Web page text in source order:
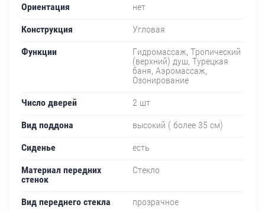
Ориентация
нет
Конструкция
Угловая
Функции
Гидромассаж, Тропический
(верхний) душ, Турецкая
баня, Аэромассаж,
Озонирование
Число дверей
2 шт
Вид поддона
высокий ( более 35 см)
Сиденье
есть
Материал передних
стенок
Стекло
Вид переднего стекла
прозрачное